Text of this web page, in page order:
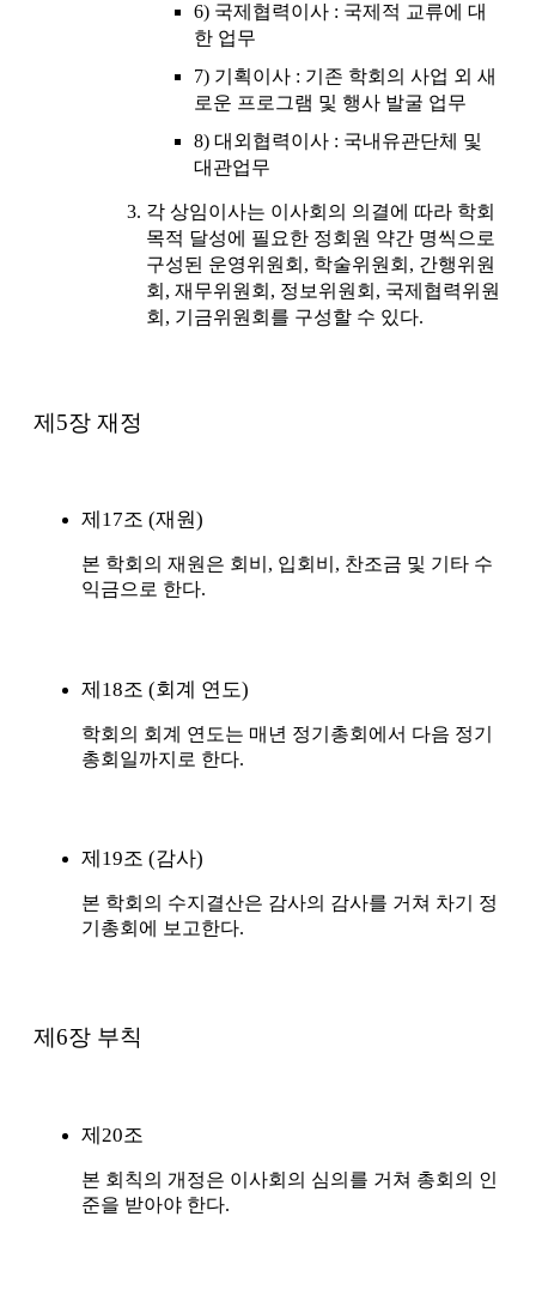
6) 국제협력이사 : 국제적 교류에 대
한 업무
7) 기획이사 : 기존 학회의 사업 외 새
로운 프로그램 및 행사 발굴 업무
8) 대외협력이사 : 국내유관단체 및
대관업무
각 상임이사는 이사회의 의결에 따라 학회
목적 달성에 필요한 정회원 약간 명씩으로
구성된 운영위원회, 학술위원회, 간행위원
회, 재무위원회, 정보위원회, 국제협력위원
회, 기금위원회를 구성할 수 있다.
제5장 재정
제17조 (재원)
본 학회의 재원은 회비, 입회비, 찬조금 및 기타 수
익금으로 한다.
제18조 (회계 연도)
학회의 회계 연도는 매년 정기총회에서 다음 정기
총회일까지로 한다.
제19조 (감사)
본 학회의 수지결산은 감사의 감사를 거쳐 차기 정
기총회에 보고한다.
제6장 부칙
제20조
본 회칙의 개정은 이사회의 심의를 거쳐 총회의 인
준을 받아야 한다.